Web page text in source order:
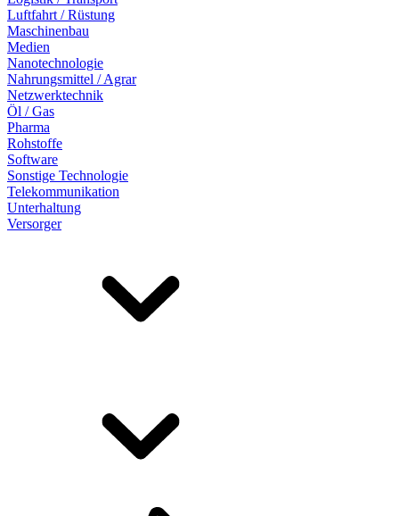
Luftfahrt / Rüstung
Maschinenbau
Medien
Nanotechnologie
Nahrungsmittel / Agrar
Netzwerktechnik
Öl / Gas
Pharma
Rohstoffe
Software
Sonstige Technologie
Telekommunikation
Unterhaltung
Versorger